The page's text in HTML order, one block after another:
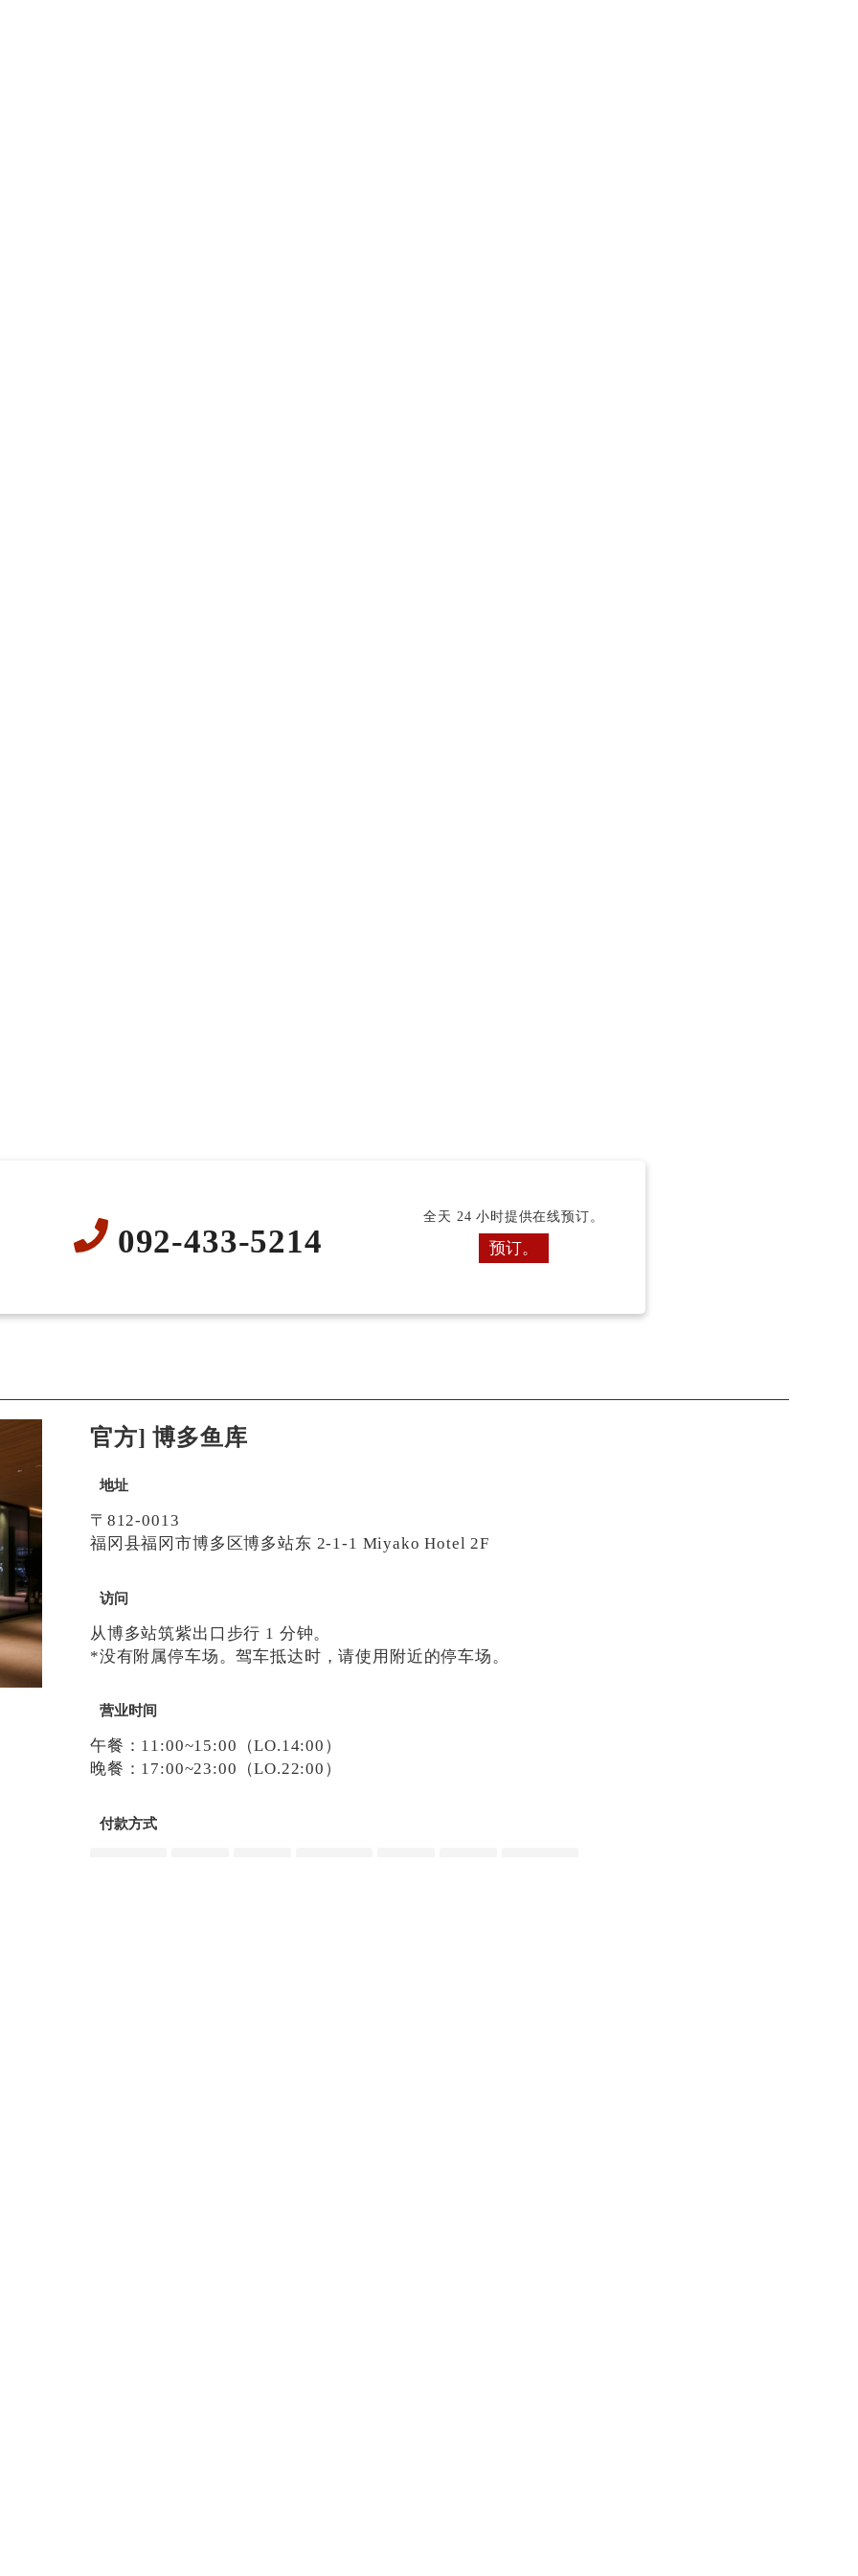
092-433-5214
全天 24 小时提供在线预订。
预订。
官方] 博多鱼库
地址
〒812-0013
福冈县福冈市博多区博多站东 2-1-1 Miyako Hotel 2F
访问
从博多站筑紫出口步行 1 分钟。
*没有附属停车场。驾车抵达时，请使用附近的停车场。
营业时间
午餐：11:00~15:00（LO.14:00）
晚餐：17:00~23:00（LO.22:00）
付款方式